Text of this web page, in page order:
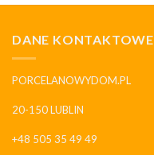
DANE KONTAKTOWE
PORCELANOWYDOM.PL
20-150 LUBLIN
+48 505 35 49 49